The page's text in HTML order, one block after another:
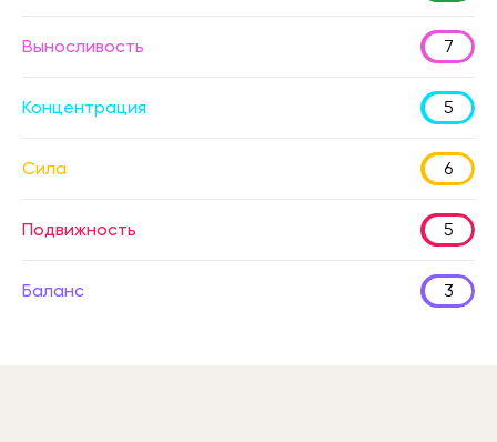
Выносливость 7
Концентрация 5
Сила 6
Подвижность 5
Баланс 3